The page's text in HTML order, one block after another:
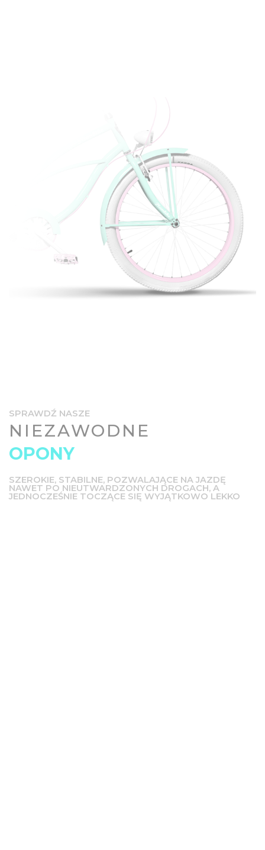
SPRAWDŹ NASZE
NIEZAWODNE
OPONY
SZEROKIE, STABILNE, POZWALAJĄCE NA JAZDĘ
NAWET PO NIEUTWARDZONYCH DROGACH, A
JEDNOCZEŚNIE TOCZĄCE SIĘ WYJĄTKOWO LEKKO